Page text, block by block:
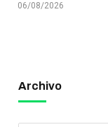
06/08/2026
Archivo